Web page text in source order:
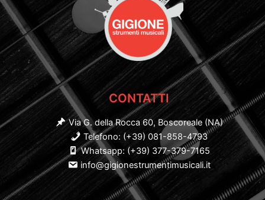
CONTATTI
Via G. della Rocca 60, Boscoreale (NA)
Telefono: (+39) 081-858-4793
Whatsapp: (+39) 377-379-7165
info@gigionestrumentimusicali.it